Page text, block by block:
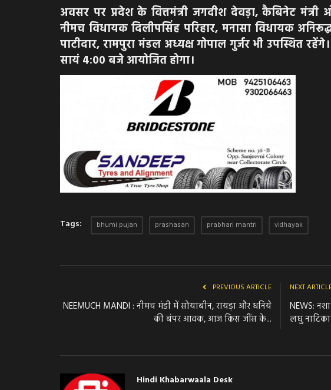
अवसर पर प्रदेश के वित्तमंत्री जगदीश देवड़ा, कैबिनेट
नीमच विधायक दिलीपसिंह परिहार, मनासा विधायक
पाटीदार, रामपुरा मंडल अध्यक्ष गोपाल गुर्जर भी उपस्थित
सायं 4:00 बजे आयोजित होगा।
Tags: bhumi pujan prashasan prabhari mantri vidhayak
PREVIOUS ARTICLE
NEEMUCH MANDI : नीमच मंडी में सोयाबीन, रायड़ा और धनिये
की बंपर आवक, आज किस जींस के...
NEXT
NEWS:
लघु
Hindi Khabarwaala Desk